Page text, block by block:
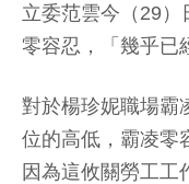
立委范雲今（29）
零容忍，「幾乎已
對於楊珍妮職場霸
位的高低，霸凌零
因為這攸關勞工工